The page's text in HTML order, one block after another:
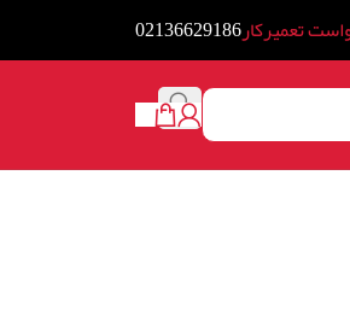
تعمیرکار02136629186